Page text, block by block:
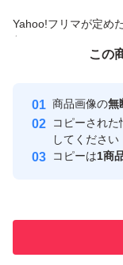
Yahoo!フリマが定め
付与しています
安心取引出品者
取引実績
この
商品画像の無
コピーされた
してください
コピーは1商
この商品をみてい